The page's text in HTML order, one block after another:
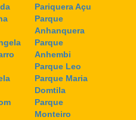
Pariquera Açu
Parque
Anhanquera
Parque
Anhembi
Parque Leo
Parque Maria
Domtila
Parque
Monteiro